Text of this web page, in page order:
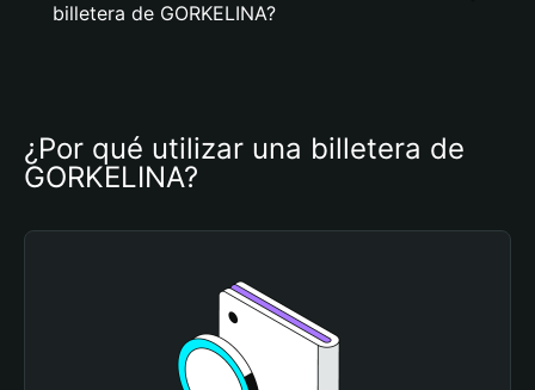
billetera de GORKELINA?
¿Por qué utilizar una billetera de
GORKELINA?